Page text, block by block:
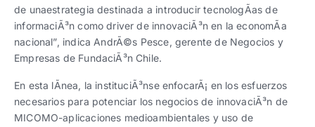
de unaestrategia destinada a introducir tecnologÃ­as de
informaciÃ³n como driver de innovaciÃ³n en la economÃ­a
nacional”, indica AndrÃ©s Pesce, gerente de Negocios y
Empresas de FundaciÃ³n Chile.
En esta lÃ­nea, la instituciÃ³nse enfocarÃ¡ en los esfuerzos
necesarios para potenciar los negocios de innovaciÃ³n de
MICOMO-aplicaciones medioambientales y uso de